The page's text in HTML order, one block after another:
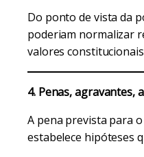
Do ponto de vista da
poderiam normalizar
valores
4. Penas, agravantes,
A pena prevista para
estabelece hipóteses